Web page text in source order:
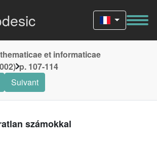
et informaticae
p. 107-114
Suivant
számokkal